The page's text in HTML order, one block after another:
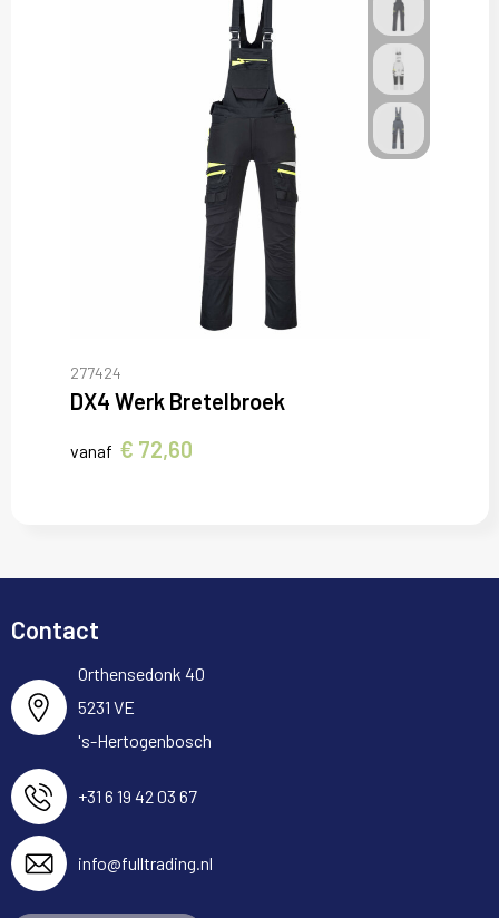
277424
DX4 Werk Bretelbroek
vanaf € 72,60
Contact
Orthensedonk 40
5231 VE
's-Hertogenbosch
+31 6 19 42 03 67
info@fulltrading.nl